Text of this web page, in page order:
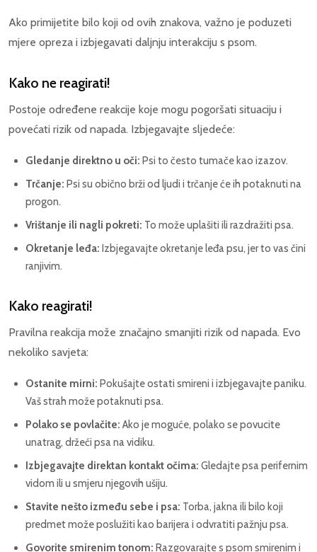
Ako primijetite bilo koji od ovih znakova, važno je poduzeti
mjere opreza i izbjegavati daljnju interakciju s psom.
Kako ne reagirati!
Postoje određene reakcije koje mogu pogoršati situaciju i
povećati rizik od napada. Izbjegavajte sljedeće:
Gledanje direktno u oči: Psi to često tumače kao izazov.
Trčanje: Psi su obično brži od ljudi i trčanje će ih potaknuti na
progon.
Vrištanje ili nagli pokreti: To može uplašiti ili razdražiti psa.
Okretanje leđa: Izbjegavajte okretanje leđa psu, jer to vas čini
ranjivim.
Kako reagirati!
Pravilna reakcija može značajno smanjiti rizik od napada. Evo
nekoliko savjeta:
Ostanite mirni: Pokušajte ostati smireni i izbjegavajte paniku.
Vaš strah može potaknuti psa.
Polako se povlačite: Ako je moguće, polako se povucite
unatrag, držeći psa na vidiku.
Izbjegavajte direktan kontakt očima: Gledajte psa perifernim
vidom ili u smjeru njegovih ušiju.
Stavite nešto između sebe i psa: Torba, jakna ili bilo koji
predmet može poslužiti kao barijera i odvratiti pažnju psa.
Govorite smirenim tonom: Razgovarajte s psom smirenim i